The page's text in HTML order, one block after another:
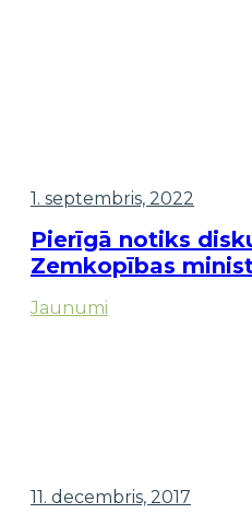
1. septembris, 2022
Pierīgā notiks
Zemkopības
Jaunumi
11. decembris, 2017